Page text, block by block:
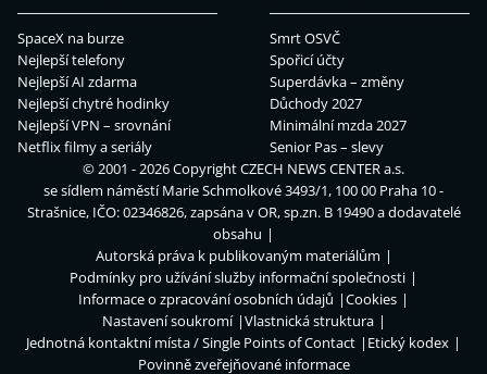
SpaceX na burze
Nejlepší telefony
Nejlepší AI zdarma
Nejlepší chytré hodinky
Nejlepší VPN – srovnání
Netflix filmy a seriály
Smrt OSVČ
Spořicí účty
Superdávka – změny
Důchody 2027
Minimální mzda 2027
Senior Pas – slevy
© 2001 - 2026 CopyrightCZECH NEWS CENTER a.s.
se sídlem náměstí Marie Schmolkové 3493/1, 100 00 Praha 10 -
Strašnice, IČO: 02346826, zapsána v OR, sp.zn. B 19490 a dodavatelé
obsahu
Autorská práva k publikovaným materiálům
Podmínky pro užívání služby informační společnosti
Informace o zpracování osobních údajů
Cookies
Nastavení soukromí
Vlastnická struktura
Jednotná kontaktní místa / Single Points of Contact
Etický kodex
Povinně zveřejňované informace